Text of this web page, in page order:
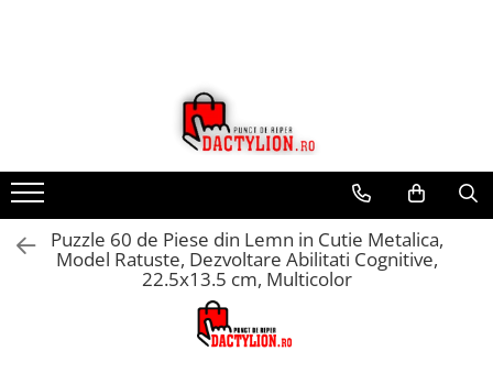
Puzzle 60 de Piese din Lemn in Cutie Metalica,
Model Ratuste, Dezvoltare Abilitati Cognitive,
22.5x13.5 cm, Multicolor